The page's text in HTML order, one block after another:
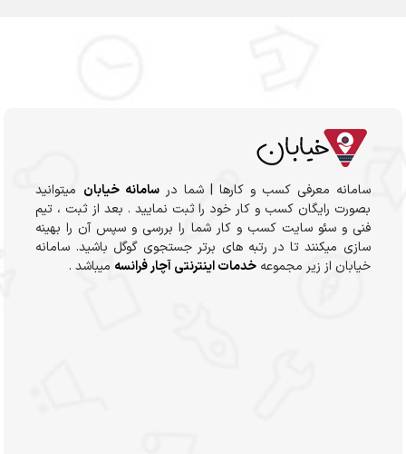
سامانه معرفی کسب و کارها | شما درسامانه خیابان میتوانید
بصورت رایگان کسب و کار خود را ثبت نمایید . بعد از ثبت ، تیم
فنی و سئو سایت کسب و کار شما را بررسی و سپس آن را بهینه
سازی میکنند تا در رتبه های برتر جستجوی گوگل باشید. سامانه
خیابان از زیر مجموعهخدمات اینترنتی آچار فرانسه میباشد .